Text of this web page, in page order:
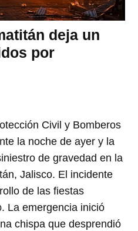
deja un
por
Civil y Bomberos
la noche de ayer y la
de gravedad en la
Jalisco. El incidente
de las fiestas
La emergencia inició
chispa que desprendió